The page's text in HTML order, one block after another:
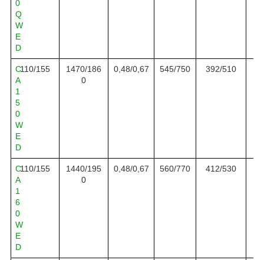
0
Q
W
E
D
C
A
1
5
0
W
E
D
110/155
1470/186
0
0, 48/0, 67 545/750 392/510
C
A
1
6
0
W
E
D
110/155
1440/195
0
0, 48/0, 67 560/770 412/530